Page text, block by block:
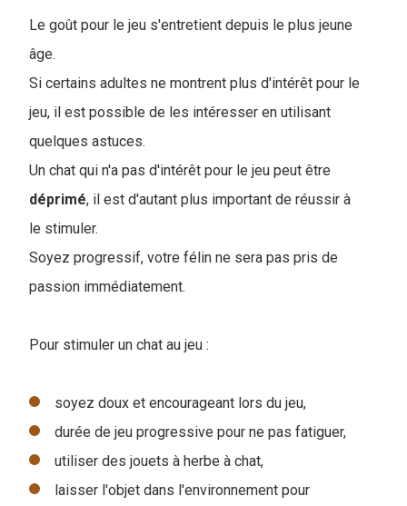
Le goût pour le jeu s'entretient depuis le plus jeune
âge.
Si certains adultes ne montrent plus d'intérêt pour le
jeu, il est possible de les intéresser en utilisant
quelques astuces.
Un chat qui n'a pas d'intérêt pour le jeu peut être
déprimé, il est d'autant plus important de réussir à
le stimuler.
Soyez progressif, votre félin ne sera pas pris de
passion immédiatement.
Pour stimuler un chat au jeu :
soyez doux et encourageant lors du jeu,
durée de jeu progressive pour ne pas fatiguer,
utiliser des jouets à herbe à chat,
laisser l'objet dans l'environnement pour